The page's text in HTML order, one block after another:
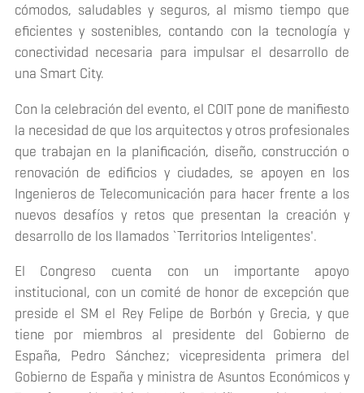
cómodos, saludables y seguros, al mismo tiempo que
eficientes y sostenibles, contando con la tecnología y
conectividad necesaria para impulsar el desarrollo de
una Smart City.
Con la celebración del evento, el COIT pone de manifiesto
la necesidad de que los arquitectos y otros profesionales
que trabajan en la planificación, diseño, construcción o
renovación de edificios y ciudades, se apoyen en los
Ingenieros de Telecomunicación para hacer frente a los
nuevos desafíos y retos que presentan la creación y
desarrollo de los llamados `Territorios Inteligentes'.
El Congreso cuenta con un importante apoyo
institucional, con un comité de honor de excepción que
preside el SM el Rey Felipe de Borbón y Grecia, y que
tiene por miembros al presidente del Gobierno de
España, Pedro Sánchez; vicepresidenta primera del
Gobierno de España y ministra de Asuntos Económicos y